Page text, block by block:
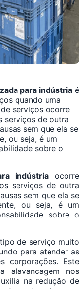
para indústria é
quando uma
serviços ocorre
serviços de outra
sem que ela se
ou seja, é um
sobre o
indústria ocorre
serviços de outra
sem que ela se
ou seja, é um
sobre o
de serviço muito
para atender as
corporações. Este
alavancagem nos
na redução de